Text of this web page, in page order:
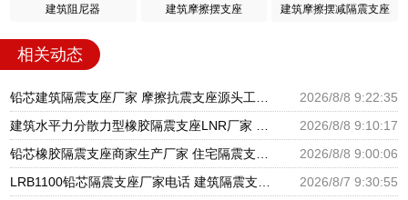
建筑阻尼器 建筑摩擦摆支座 建筑摩擦摆减隔震支座
相关动态
铅芯建筑隔震支座厂家 摩擦抗震支座源头工厂 圆形高阻尼橡胶隔震支座的生产厂家
2026/8/8 9:22:35
建筑水平力分散力型橡胶隔震支座LNR厂家 铅芯减震支座生产厂家 橡胶减隔震支座厂家
2026/8/8 9:10:17
铅芯橡胶隔震支座商家生产厂家 住宅隔震支座厂家 建筑高阻泥隔震支座生产厂家
2026/8/8 9:00:06
LRB1100铅芯隔震支座厂家电话 建筑隔震支座LNRP源头工厂 LNR600天然橡胶隔震支座多少钱
2026/8/7 9:30:55